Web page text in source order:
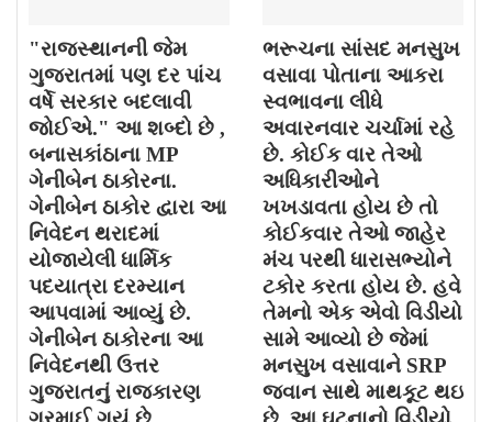
"રાજસ્થાનની જેમ
ગુજરાતમાં પણ દર પાંચ
વર્ષે સરકાર બદલાવી
જોઈએ." આ શબ્દો છે ,
બનાસકાંઠાના MP
ગેનીબેન ઠાકોરના.
ગેનીબેન ઠાકોર દ્વારા આ
નિવેદન થરાદમાં
યોજાયેલી ધાર્મિક
પદયાત્રા દરમ્યાન
આપવામાં આવ્યું છે.
ગેનીબેન ઠાકોરના આ
નિવેદનથી ઉત્તર
ગુજરાતનું રાજકારણ
ભરૂચના સાંસદ મનસુખ
વસાવા પોતાના આકરા
સ્વભાવના લીધે
અવારનવાર ચર્ચામાં રહે
છે. કોઈક વાર તેઓ
અધિકારીઓને
ખખડાવતા હોય છે તો
કોઈકવાર તેઓ જાહેર
મંચ પરથી ધારાસભ્યોને
ટકોર કરતા હોય છે. હવે
તેમનો એક એવો વિડીયો
સામે આવ્યો છે જેમાં
મનસુખ વસાવાને SRP
જવાન સાથે માથકૂટ થઇ